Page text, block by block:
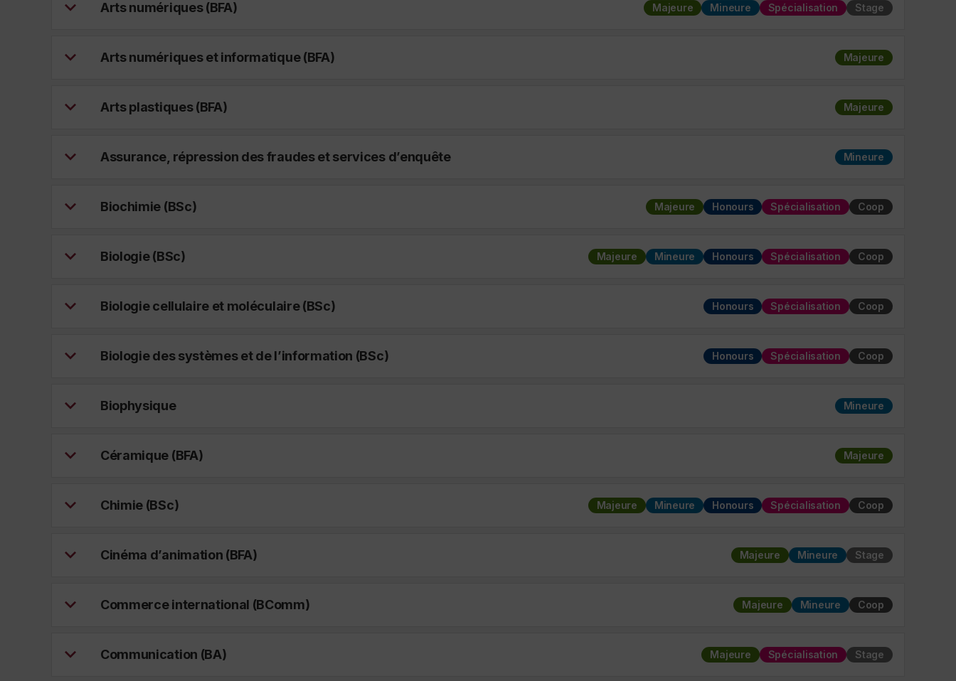
Arts numériques (BFA) Majeure Mineure Spécialisation Stage
Arts numériques et informatique (BFA) Majeure
Arts plastiques (BFA) Majeure
Assurance, répression des fraudes et services d’enquête Mineure
Biochimie (BSc) Majeure Honours Spécialisation Coop
Biologie (BSc) Majeure Mineure Honours Spécialisation Coop
Biologie cellulaire et moléculaire (BSc) Honours Spécialisation Coop
Biologie des systèmes et de l’information (BSc) Honours Spécialisation Coop
Biophysique Mineure
Céramique (BFA) Majeure
Chimie (BSc) Majeure Mineure Honours Spécialisation Coop
Cinéma d’animation (BFA) Majeure Mineure Stage
Commerce international (BComm) Majeure Mineure Coop
Communication (BA) Majeure Spécialisation Stage